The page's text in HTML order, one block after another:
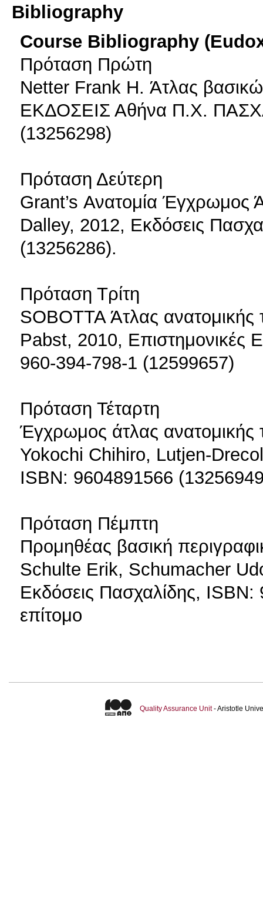
Bibliography
Course Bibliography
Πρόταση Πρώτη
Netter Frank H. Άτλας
ΕΚΔΟΣΕΙΣ Αθήνα Π.Χ.
(13256298)
Πρόταση Δεύτερη
Grant’s Ανατομία Έγχρωμος
Dalley, 2012, Εκδόσεις
(13256286).
Πρόταση Τρίτη
SOBOTTA Άτλας
Pabst, 2010, Επιστημονικές
960-394-798-1 (12599657)
Πρόταση Τέταρτη
Έγχρωμος άτλας
Yokochi Chihiro, Lutjen-
ISBN: 9604891566
Πρόταση Πέμπτη
Προμηθέας βασική
Schulte Erik, Schumacher
Εκδόσεις Πασχαλίδης,
επίτομο
Quality Assurance Unit- Aristotle